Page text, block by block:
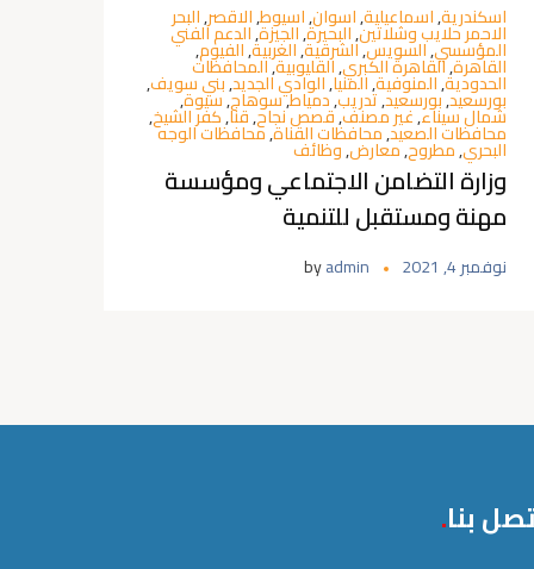
اسكندرية,اسماعيلية,اسوان,اسيوط,الاقصر,البحر
الاحمر حلايب وشلاتين,البحيرة,الجيزة,الدعم الفني
المؤسسي,السويس,الشرقية,الغربية,الفيوم,
القاهرة,القاهرة الكبري,القليوبية,المحافظات
الحدودية,المنوفية,المنيا,الوادي الجديد,بني سويف,
بورسعيد,بورسعيد,تدريب,دمياط,سوهاج,سيوة,
شمال سيناء,غير مصنف,قصص نجاح,قنا,كفر الشيخ,
محافظات الصعيد,محافظات القناة,محافظات الوجه
البحري,مطروح,معارض,وظائف
وزارة التضامن الاجتماعي ومؤسسة
مهنة ومستقبل للتنمية
نوفمبر 4, 2021 byadmin
بنا